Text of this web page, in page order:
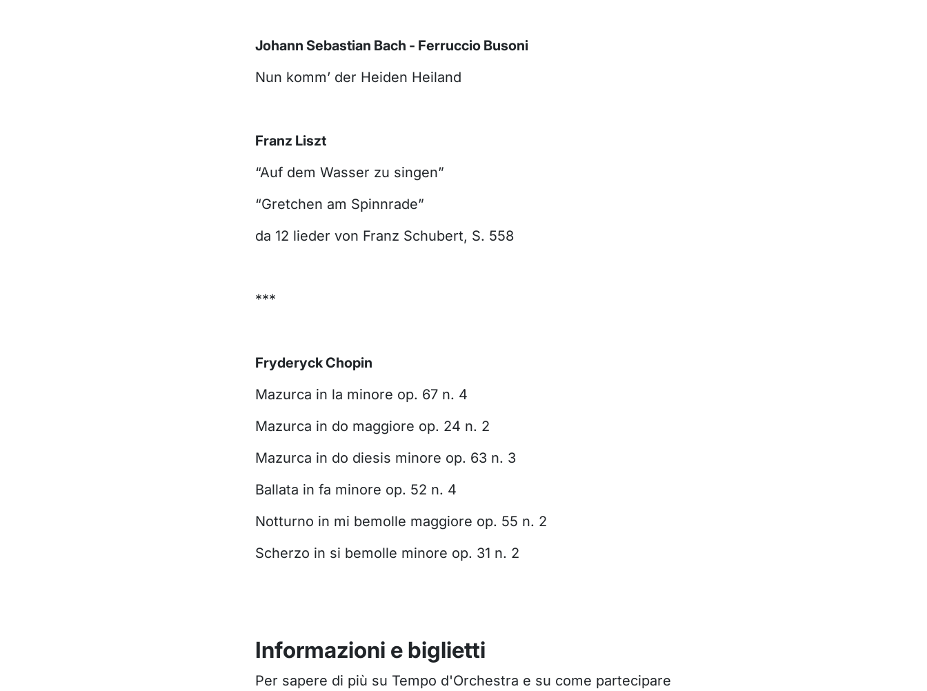
Johann Sebastian Bach - Ferruccio Busoni
Nun komm’ der Heiden Heiland
Franz Liszt
“Auf dem Wasser zu singen”
“Gretchen am Spinnrade”
da 12 lieder von Franz Schubert, S. 558
***
Fryderyck Chopin
Mazurca in la minore op. 67 n. 4
Mazurca in do maggiore op. 24 n. 2
Mazurca in do diesis minore op. 63 n. 3
Ballata in fa minore op. 52 n. 4
Notturno in mi bemolle maggiore op. 55 n. 2
Scherzo in si bemolle minore op. 31 n. 2
Informazioni e biglietti
Per sapere di più su Tempo d'Orchestra e su come partecipare